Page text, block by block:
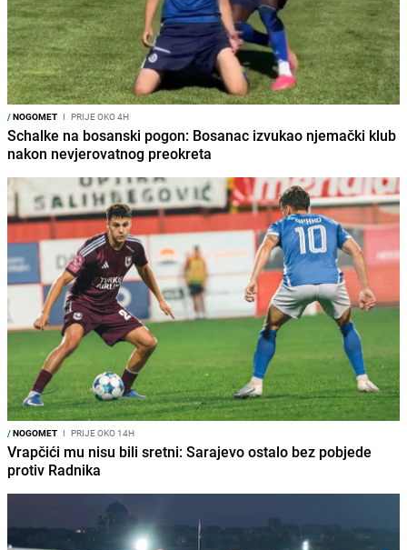
/NOGOMET I PRIJE OKO 4H
Schalke na bosanski pogon: Bosanac izvukao njemački klub
nakon nevjerovatnog preokreta
/NOGOMET I PRIJE OKO 14H
Vrapčići mu nisu bili sretni: Sarajevo ostalo bez pobjede
protiv Radnika